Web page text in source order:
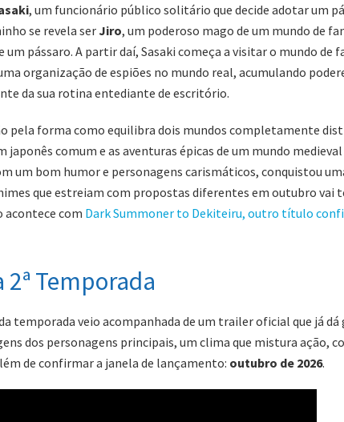
, um funcionário público solitário que decide adotar um
se revela serJiro, um poderoso mago de um mundo de
um pássaro. A partir daí, Sasaki começa a visitar o mundo de
organização de espiões no mundo real, acumulando
da sua rotina entediante de escritório.
pela forma como equilibra dois mundos completamente
japonês comum e as aventuras épicas de um mundo medieval
um bom humor e personagens carismáticos, conquistou
que estreiam com propostas diferentes em outubro vai
acontece com Dark Summoner to Dekiteiru, outro título
2ª Temporada
temporada veio acompanhada de um trailer oficial que já
dos personagens principais, um clima que mistura ação,
de confirmar a janela de lançamento: outubro de 2026.